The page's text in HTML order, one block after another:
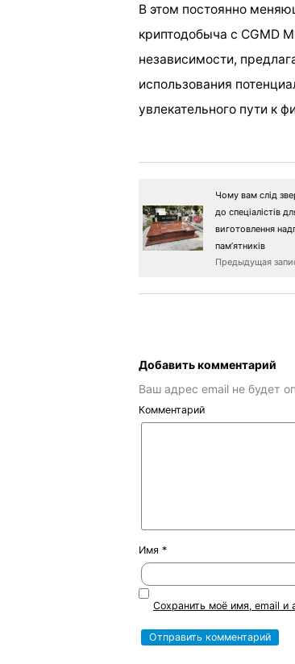
В этом постоянно
криптодобыча с CGMD
независимости,
использования
увлекательного пути к
Чому вам слід
до спеціалістів
виготовлення
пам’ятників
Предыдущая
Добавить комментарий
Ваш адрес email не будет
Комментарий
Имя *
Сохранить моё имя, email и